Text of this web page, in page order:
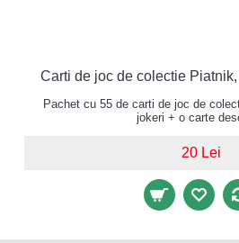
Carti de joc de colectie
Pachet cu 55 de carti de joc de
jokeri + o carte
20 Lei